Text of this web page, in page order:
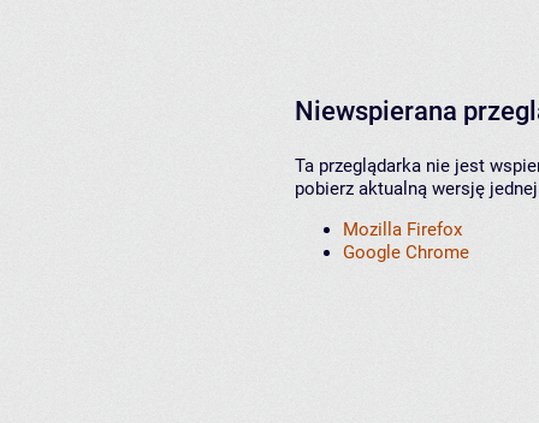
Niewspierana
Ta przeglądarka nie jest
pobierz aktualną wersję
Mozilla Firefox
Google Chrome